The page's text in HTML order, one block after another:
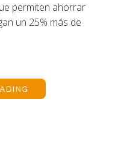
permiten ahorrar
un 25% más de
a la Subdere
proyectos y
es mejorar su
de seguridad,
más bonitos»,